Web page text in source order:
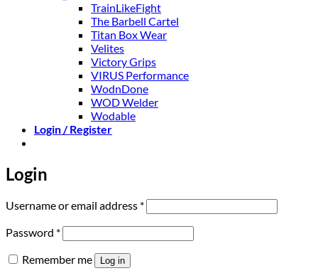
TrainLikeFight
The Barbell Cartel
Titan Box Wear
Velites
Victory Grips
VIRUS Performance
WodnDone
WOD Welder
Wodable
Login / Register
Login
Username or email address *Required
Password *Required
Remember me Log in